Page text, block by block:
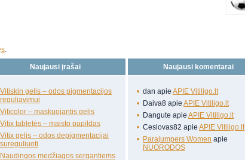
.
Naujausi įrašai
Vitiskin gelis – odos pigmentacijos
reguliavimui
Viticolor – maskuojantis gelis
Vitix tabletės – maisto papildas
Vitix gelis – odos depigmentacijai
sureguliuoti
Naudingos medžiagos sergantiems
Naujausi komentarai
dan apie APIE Vitiligo.lt
Daiva8 apie APIE Vitiligo.lt
Dangute apie APIE Vitiligo.lt
Ceslovas82 apie APIE Vitiligo.lt
Parajumpers Women apie
NUORODOS